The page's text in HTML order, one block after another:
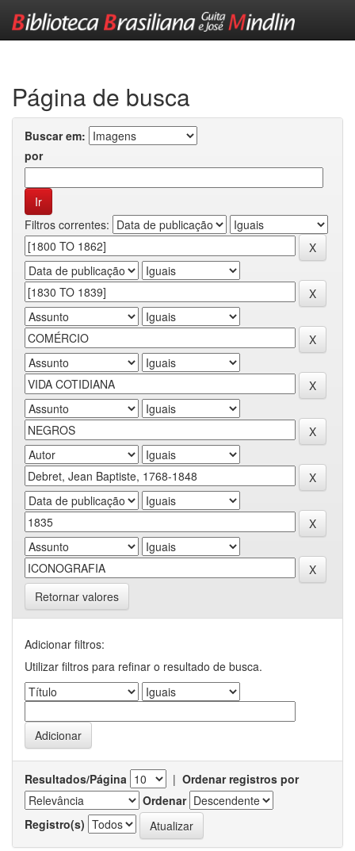
Página de busca
Buscar em:
por
Filtros correntes:
Retornar valores
Adicionar filtros:
Utilizar filtros para refinar o resultado de busca.
Resultados/Página | Ordenar registros por
Ordenar
Registro(s)